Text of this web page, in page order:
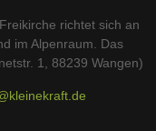
richtet sich an
im Alpenraum. Das
1, 88239 Wangen)